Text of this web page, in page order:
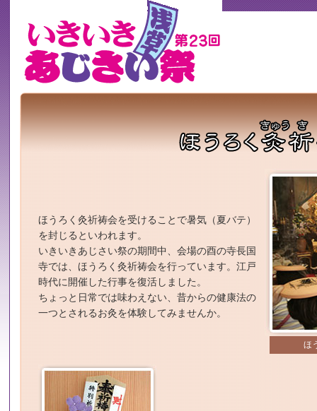
ほうろく灸祈祷会を受けることで暑気（夏バテ）
を封じるといわれます。
いきいきあじさい祭の期間中、会場の酉の寺長国
寺では、ほうろく灸祈祷会を行っています。江戸
時代に開催した行事を復活しました。
ちょっと日常では味わえない、昔からの健康法の
一つとされるお灸を体験してみませんか。
ほ